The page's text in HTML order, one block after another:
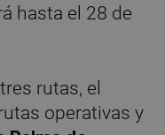
hasta el 28 de
rutas, el
operativas y